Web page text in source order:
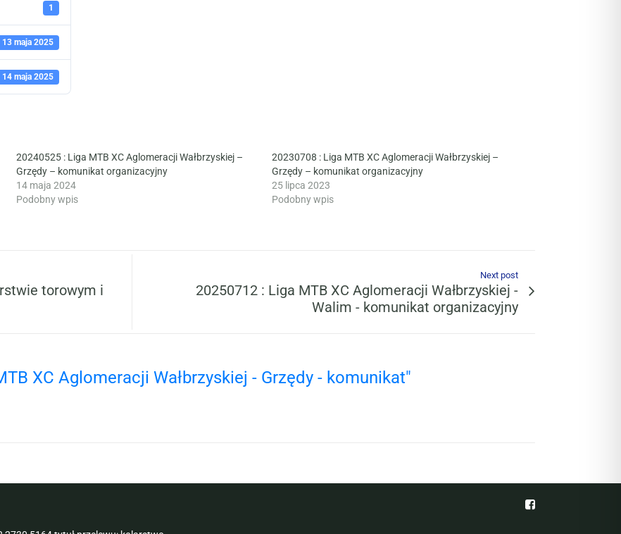
1
13 maja 2025
14 maja 2025
20240525 : Liga MTB XC Aglomeracji Wałbrzyskiej –
Grzędy – komunikat organizacyjny
14 maja 2024
Podobny wpis
20230708 : Liga MTB XC Aglomeracji Wałbrzyskiej –
Grzędy – komunikat organizacyjny
25 lipca 2023
Podobny wpis
torowym i
Next post
20250712 : Liga MTB XC Aglomeracji Wałbrzyskiej -
Walim - komunikat organizacyjny
XC Aglomeracji Wałbrzyskiej - Grzędy - komunikat"